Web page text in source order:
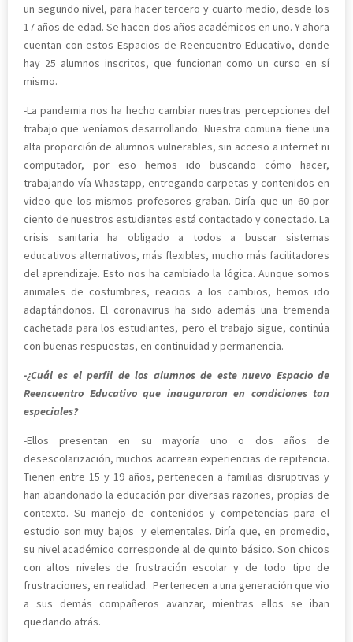
un segundo nivel, para hacer tercero y cuarto medio, desde los
17 años de edad. Se hacen dos años académicos en uno. Y ahora
cuentan con estos Espacios de Reencuentro Educativo, donde
hay 25 alumnos inscritos, que funcionan como un curso en sí
mismo.
-La pandemia nos ha hecho cambiar nuestras percepciones del
trabajo que veníamos desarrollando. Nuestra comuna tiene una
alta proporción de alumnos vulnerables, sin acceso a internet ni
computador, por eso hemos ido buscando cómo hacer,
trabajando vía Whastapp, entregando carpetas y contenidos en
video que los mismos profesores graban. Diría que un 60 por
ciento de nuestros estudiantes está contactado y conectado. La
crisis sanitaria ha obligado a todos a buscar sistemas
educativos alternativos, más flexibles, mucho más facilitadores
del aprendizaje. Esto nos ha cambiado la lógica. Aunque somos
animales de costumbres, reacios a los cambios, hemos ido
adaptándonos. El coronavirus ha sido además una tremenda
cachetada para los estudiantes, pero el trabajo sigue, continúa
con buenas respuestas, en continuidad y permanencia.
-¿Cuál es el perfil de los alumnos de este nuevo Espacio de
Reencuentro Educativo que inauguraron en condiciones tan
especiales?
-Ellos presentan en su mayoría uno o dos años de
desescolarización, muchos acarrean experiencias de repitencia.
Tienen entre 15 y 19 años, pertenecen a familias disruptivas y
han abandonado la educación por diversas razones, propias de
contexto. Su manejo de contenidos y competencias para el
estudio son muy bajos y elementales. Diría que, en promedio,
su nivel académico corresponde al de quinto básico. Son chicos
con altos niveles de frustración escolar y de todo tipo de
frustraciones, en realidad. Pertenecen a una generación que vio
a sus demás compañeros avanzar, mientras ellos se iban
quedando atrás.